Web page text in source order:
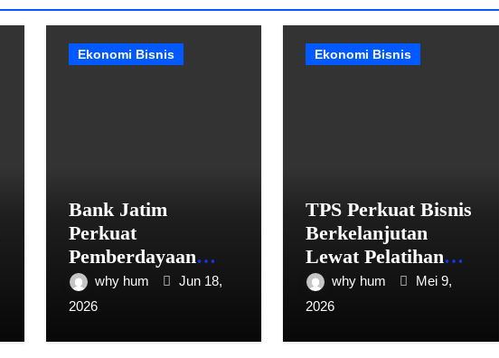
Ekonomi Bisnis
Bank Jatim
Perkuat
Pemberdayaan
PMI Melalui
Literasi Keuangan
why hum
Jun 18,
2026
Ekonomi Bisnis
TPS Perkuat Bisnis
Berkelanjutan
Lewat Pelatihan
Sustainability
Report dan
why hum
Mei 9,
2026